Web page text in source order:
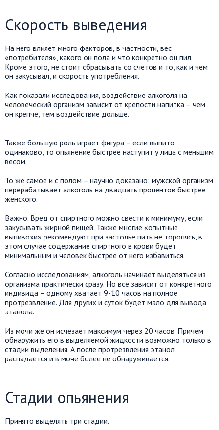
Скорость выведения
На него влияет много факторов, в частности, вес
«потребителя», какого он пола и что конкретно он пил.
Кроме этого, не стоит сбрасывать со счетов и то, как и чем
он закусывал, и скорость употребления.
Как показали исследования, воздействие алкоголя на
человеческий организм зависит от крепости напитка – чем
он крепче, тем воздействие дольше.
Также большую роль играет фигура – если выпито
одинаково, то опьянение быстрее наступит у лица с меньшим
весом.
То же самое и с полом – научно доказано: мужской организм
перерабатывает алкоголь на двадцать процентов быстрее
женского.
Важно. Вред от спиртного можно свести к минимуму, если
закусывать жирной пищей. Также многие «опытные
выпивохи» рекомендуют при застолье пить не торопясь, в
этом случае содержание спиртного в крови будет
минимальным и человек быстрее от него избавиться.
Согласно исследованиям, алкоголь начинает выделяться из
организма практически сразу. Но все зависит от конкретного
индивида – одному хватает 9-10 часов на полное
протрезвление. Для других и суток будет мало для вывода
этанола.
Из мочи же он исчезает максимум через 20 часов. Причем
обнаружить его в выделяемой жидкости возможно только в
стадии выделения. А после протрезвления этанол
распадается и в моче более не обнаруживается.
Стадии опьянения
Принято выделять три стадии.